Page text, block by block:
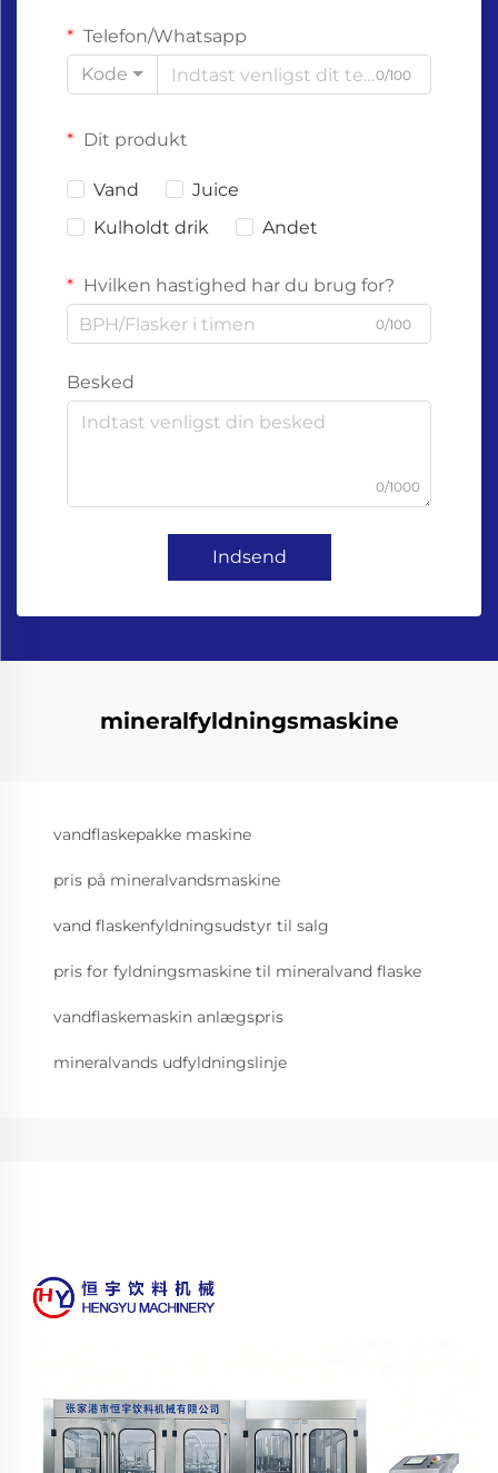
Telefon/Whatsapp
Kode
0/100
Dit produkt
Vand
Juice
Kulholdt drik
Andet
Hvilken hastighed har du brug for?
0/100
Besked
0/1000
Indsend
mineralfyldningsmaskine
vandflaskepakke maskine
pris på mineralvandsmaskine
vand flaskenfyldningsudstyr til salg
pris for fyldningsmaskine til mineralvand flaske
vandflaskemaskin anlægspris
mineralvands udfyldningslinje